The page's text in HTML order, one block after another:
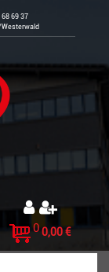
69 37
0 0,00 €